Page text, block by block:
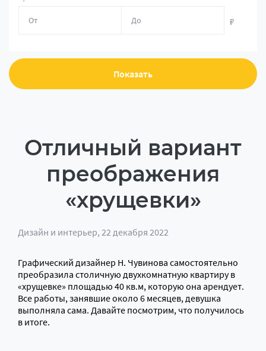
₽
Показать
Отличный вариант
преображения
«хрущевки»
Дизайн и интерьер, 22 декабря 2022
Графический дизайнер Н. Чувинова самостоятельно
преобразила столичную двухкомнатную квартиру в
«хрущевке» площадью 40 кв.м, которую она арендует.
Все работы, занявшие около 6 месяцев, девушка
выполняла сама. Давайте посмотрим, что получилось
в итоге.